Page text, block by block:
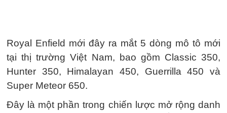
Royal Enfield mới đây ra mắt 5 dòng mô tô mới
tại thị trường Việt Nam, bao gồm Classic 350,
Hunter 350, Himalayan 450, Guerrilla 450 và
Super Meteor 650.
Đây là một phần trong chiến lược mở rộng danh